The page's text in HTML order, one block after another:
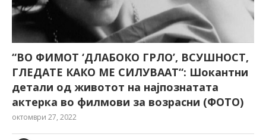
“ВО ФИМОТ ‘ДЛАБОКО ГРЛО’, ВСУШНОСТ,
ГЛЕДАТЕ КАКО МЕ СИЛУВААТ“: Шокантни
детали од животот на најпознатата
актерка во филмови за возрасни (ФОТО)
октомври 27, 2022